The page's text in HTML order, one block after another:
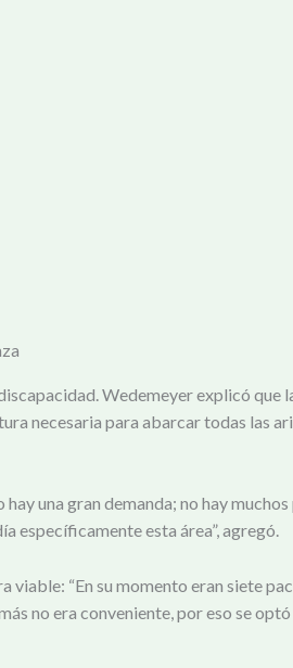
Wedemeyer explicó que
necesaria para abarcar todas las
una gran demanda; no hay
específicamente esta área”, agregó.
“En su momento eran siete
no era conveniente, por eso se